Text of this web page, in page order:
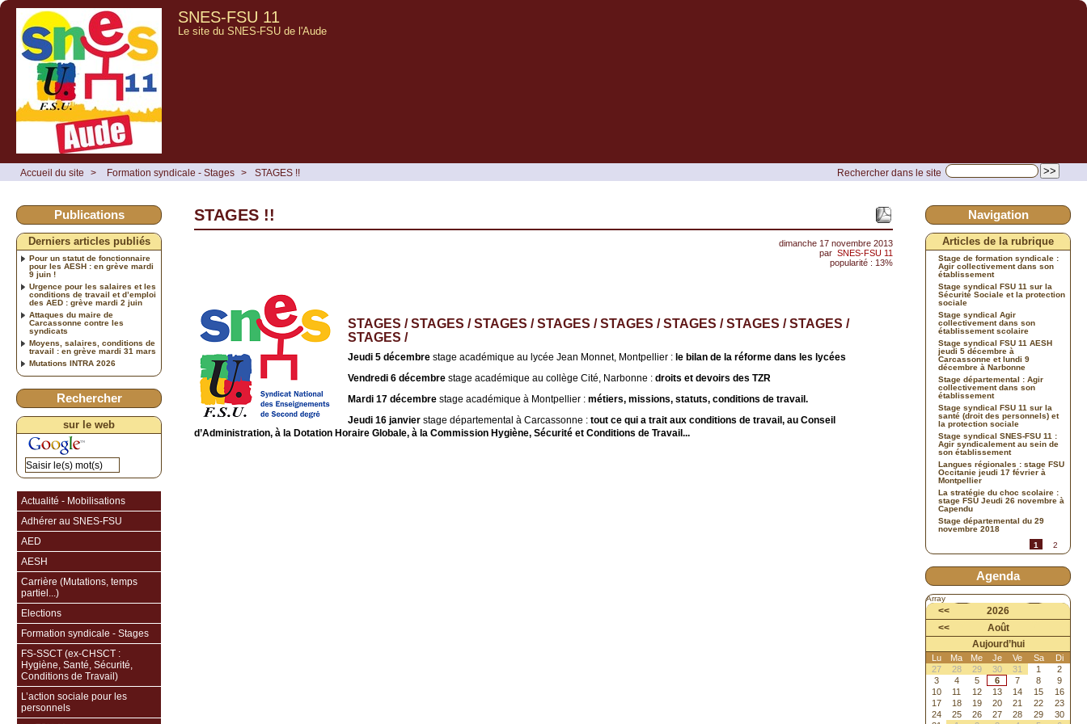
SNES-FSU 11
Le site du SNES-FSU de l'Aude
Rechercher dans le site
Accueil du site > Formation syndicale - Stages > STAGES !!
STAGES !!
dimanche 17 novembre 2013
par SNES-FSU 11
popularité : 13%
STAGES / STAGES / STAGES / STAGES / STAGES / STAGES / STAGES / STAGES /
STAGES /
Jeudi 5 décembre stage académique au lycée Jean Monnet, Montpellier : le bilan de la réforme dans les lycées
Vendredi 6 décembre stage académique au collège Cité, Narbonne : droits et devoirs des TZR
Mardi 17 décembre stage académique à Montpellier : métiers, missions, statuts, conditions de travail.
Jeudi 16 janvier stage départemental à Carcassonne : tout ce qui a trait aux conditions de travail, au Conseil
d’Administration, à la Dotation Horaire Globale, à la Commission Hygiène, Sécurité et Conditions de Travail...
Publications
Derniers articles publiés
Pour un statut de fonctionnaire
pour les AESH : en grève mardi
9 juin !
Urgence pour les salaires et les
conditions de travail et d’emploi
des AED : grève mardi 2 juin
Attaques du maire de
Carcassonne contre les
syndicats
Moyens, salaires, conditions de
travail : en grève mardi 31 mars
Mutations INTRA 2026
Rechercher
sur le web
Actualité - Mobilisations
Adhérer au SNES-FSU
AED
AESH
Carrière (Mutations, temps
partiel...)
Elections
Formation syndicale - Stages
FS-SSCT (ex-CHSCT :
Hygiène, Santé, Sécurité,
Conditions de Travail)
L’action sociale pour les
personnels
Navigation
Articles de la rubrique
Stage de formation syndicale :
Agir collectivement dans son
établissement
Stage syndical FSU 11 sur la
Sécurité Sociale et la protection
sociale
Stage syndical Agir
collectivement dans son
établissement scolaire
Stage syndical FSU 11 AESH
jeudi 5 décembre à
Carcassonne et lundi 9
décembre à Narbonne
Stage départemental : Agir
collectivement dans son
établissement
Stage syndical FSU 11 sur la
santé (droit des personnels) et
la protection sociale
Stage syndical SNES-FSU 11 :
Agir syndicalement au sein de
son établissement
Langues régionales : stage FSU
Occitanie jeudi 17 février à
Montpellier
La stratégie du choc scolaire :
stage FSU Jeudi 26 novembre à
Capendu
Stage départemental du 29
novembre 2018
1
2
Agenda
Array
<<
2026
<<
Août
Aujourd’hui
Lu Ma Me Je Ve Sa
Di
27
28 29 30 31 1
2
3
4 5 6 7 8
9
10
11 12 13 14 15
16
17
18 19 20 21 22
23
24
25 26 27 28 29
30